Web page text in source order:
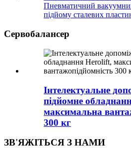
Пневматичний
підйому сталевих
Сервобалансер
Інтелектуальне
підйомне
максимальна
300 кг
ЗВ'ЯЖІТЬСЯ З НАМИ